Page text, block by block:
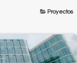
Proyectos